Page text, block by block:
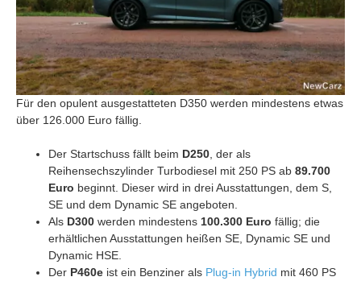
Für den opulent ausgestatteten D350 werden mindestens etwas
über 126.000 Euro fällig.
Der Startschuss fällt beim D250 , der als
Reihensechszylinder Turbodiesel mit 250 PS ab 89.700
Euro beginnt. Dieser wird in drei Ausstattungen, dem S,
SE und dem Dynamic SE angeboten.
Als D300 werden mindestens 100.300 Euro fällig; die
erhältlichen Ausstattungen heißen SE, Dynamic SE und
Dynamic HSE.
Der P460e ist ein Benziner als Plug-in Hybrid mit 460 PS